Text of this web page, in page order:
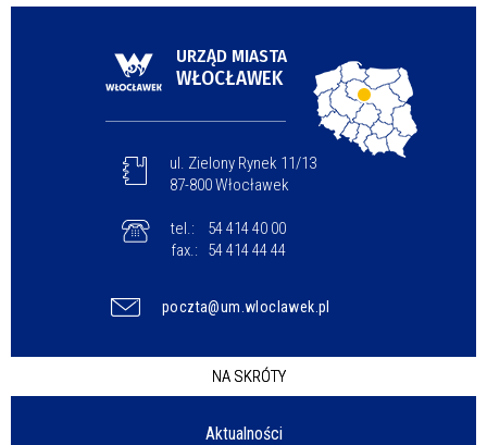
URZĄD MIASTA
WŁOCŁAWEK
ul. Zielony Rynek 11/13
87-800 Włocławek
tel.:
54 414 40 00
fax.:
54 414 44 44
poczta@um.wloclawek.pl
NA SKRÓTY
Aktualności